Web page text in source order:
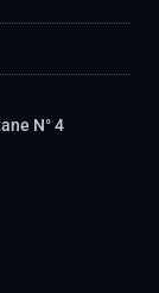
N° 4